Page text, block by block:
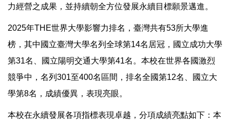
力經營之成果，並持續朝全方位發展永續目標願景邁進。
2025年THE世界大學影響力排名，臺灣共有53所大學進
榜，其中國立臺灣大學名列全球第14名居冠，國立成功大學
第31名、國立陽明交通大學第41名。本校在世界各國激烈
競爭中，名列301至400名區間，排名全國第12名、國立大
學第8名，成績優異，表現亮眼。
本校在永續發展各項指標表現卓越，分項成績亮點如下：本